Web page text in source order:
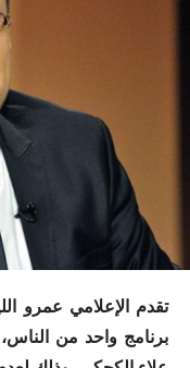
تقدم الإعلامي عمرو
برنامج واحد من